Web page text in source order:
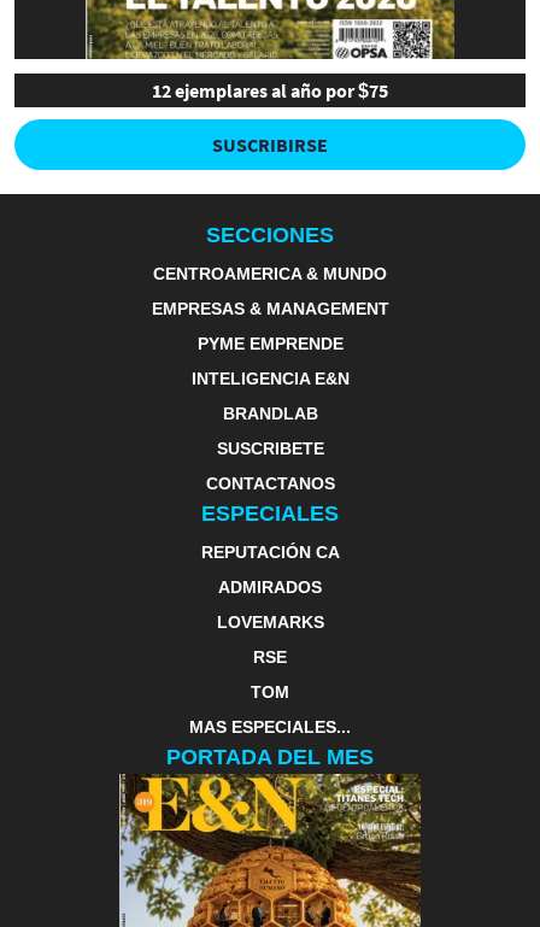
12 ejemplares al año por $75
SUSCRIBIRSE
SECCIONES
CENTROAMERICA & MUNDO
EMPRESAS & MANAGEMENT
PYME EMPRENDE
INTELIGENCIA E&N
BRANDLAB
SUSCRIBETE
CONTACTANOS
ESPECIALES
REPUTACIÓN CA
ADMIRADOS
LOVEMARKS
RSE
TOM
MAS ESPECIALES...
PORTADA DEL MES